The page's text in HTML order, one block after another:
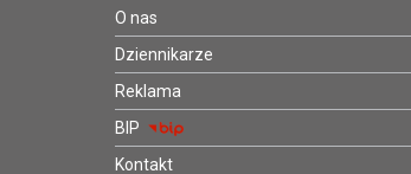
O nas
Dziennikarze
Reklama
BIP
Kontakt